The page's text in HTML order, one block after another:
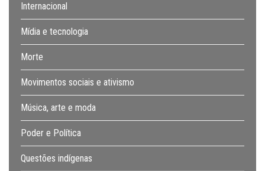
Internacional
Mídia e tecnologia
Morte
Movimentos sociais e ativismo
Música, arte e moda
Poder e Política
Questões indígenas